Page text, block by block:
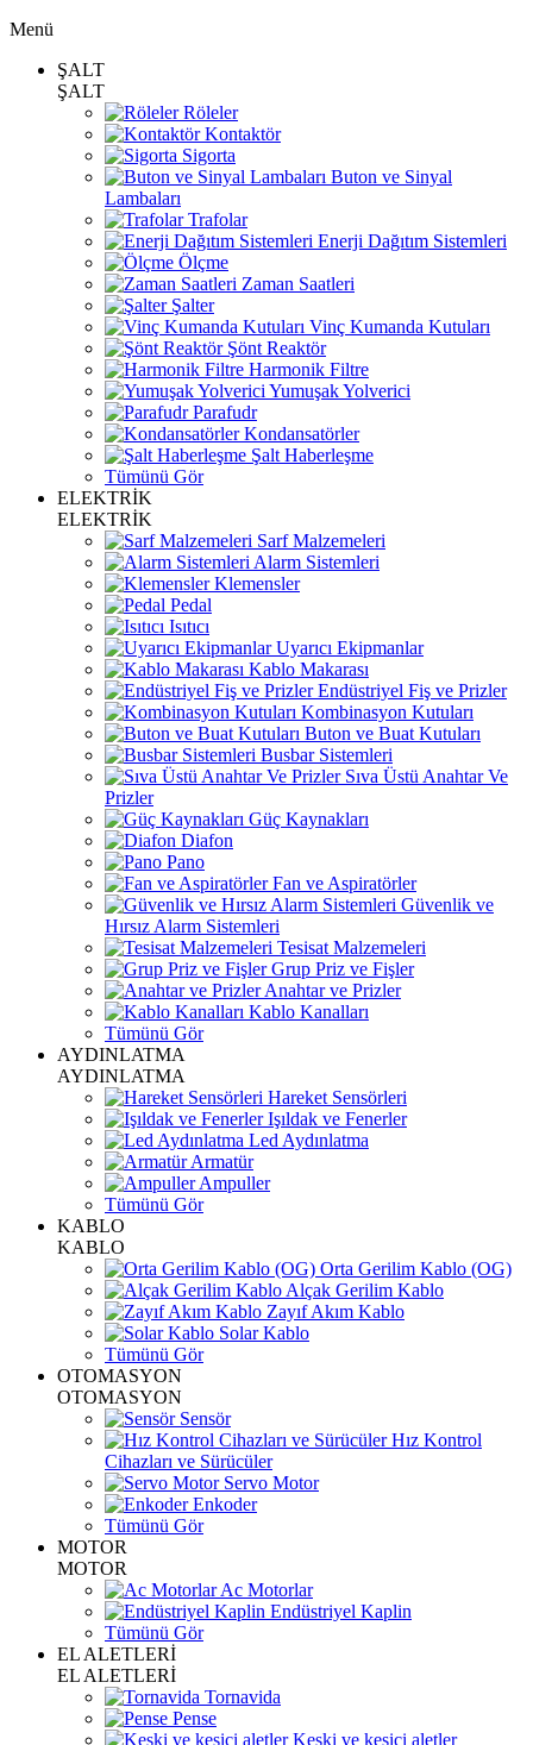
Menü
ŞALT
ŞALT
Röleler
Kontaktör
Sigorta
Buton ve Sinyal
Lambaları
Trafolar
Enerji Dağıtım Sistemleri
Ölçme
Zaman Saatleri
Şalter
Vinç Kumanda Kutuları
Şönt Reaktör
Harmonik Filtre
Yumuşak Yolverici
Parafudr
Kondansatörler
Şalt Haberleşme
Tümünü Gör
ELEKTRİK
ELEKTRİK
Sarf Malzemeleri
Alarm Sistemleri
Klemensler
Pedal
Isıtıcı
Uyarıcı Ekipmanlar
Kablo Makarası
Endüstriyel Fiş ve Prizler
Kombinasyon Kutuları
Buton ve Buat Kutuları
Busbar Sistemleri
Sıva Üstü Anahtar Ve
Prizler
Güç Kaynakları
Diafon
Pano
Fan ve Aspiratörler
Güvenlik ve
Hırsız Alarm Sistemleri
Tesisat Malzemeleri
Grup Priz ve Fişler
Anahtar ve Prizler
Kablo Kanalları
Tümünü Gör
AYDINLATMA
AYDINLATMA
Hareket Sensörleri
Işıldak ve Fenerler
Led Aydınlatma
Armatür
Ampuller
Tümünü Gör
KABLO
KABLO
Orta Gerilim Kablo (OG)
Alçak Gerilim Kablo
Zayıf Akım Kablo
Solar Kablo
Tümünü Gör
OTOMASYON
OTOMASYON
Sensör
Hız Kontrol
Cihazları ve Sürücüler
Servo Motor
Enkoder
Tümünü Gör
MOTOR
MOTOR
Ac Motorlar
Endüstriyel Kaplin
Tümünü Gör
EL ALETLERİ
EL ALETLERİ
Tornavida
Pense
Keski ve kesici aletler